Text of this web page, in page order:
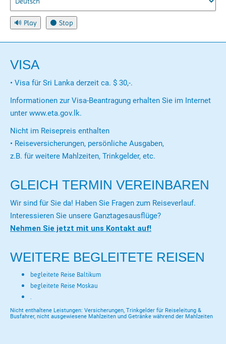
VISA
• Visa für Sri Lanka derzeit ca. $ 30,-.
Informationen zur Visa-Beantragung erhalten Sie im Internet
unter www.eta.gov.lk.
Nicht im Reisepreis enthalten
• Reiseversicherungen, persönliche Ausgaben,
z.B. für weitere Mahlzeiten, Trinkgelder, etc.
GLEICH TERMIN VEREINBAREN
Wir sind für Sie da! Haben Sie Fragen zum Reiseverlauf.
Interessieren Sie unsere Ganztagesausflüge?
Nehmen Sie jetzt mit uns Kontakt auf!
WEITERE BEGLEITETE REISEN
begleitete Reise Baltikum
begleitete Reise Moskau
.
Nicht enthaltene Leistungen: Versicherungen, Trinkgelder für Reiseleitung &
Busfahrer, nicht ausgewiesene Mahlzeiten und Getränke während der Mahlzeiten